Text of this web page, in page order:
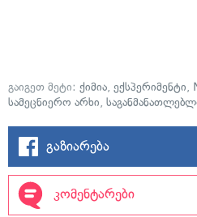
გაიგეთ მეტი: ქიმია, ექსპერიმენტი,
სამეცნიერო არხი,
გაზიარება
კომენტარები